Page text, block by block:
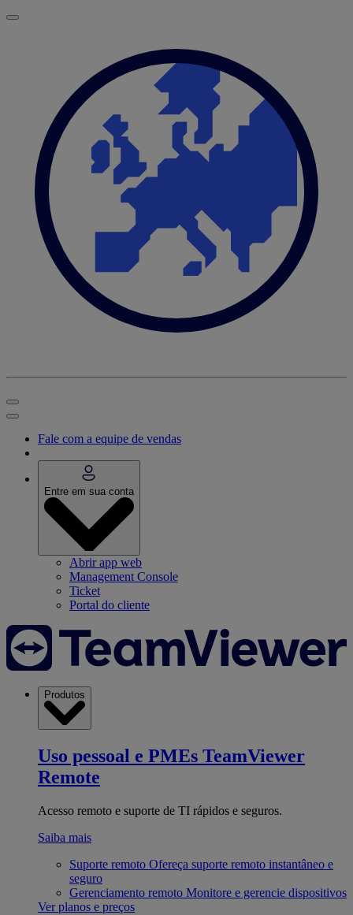
Fale com a equipe de vendas
Entre em sua conta
Abrir app web
Management Console
Ticket
Portal do cliente
Produtos
Uso pessoal e PMEs TeamViewer
Remote
Acesso remoto e suporte de TI rápidos e seguros.
Saiba mais
Suporte remoto Ofereça suporte remoto instantâneo e
seguro
Gerenciamento remoto Monitore e gerencie dispositivos
Ver planos e preços